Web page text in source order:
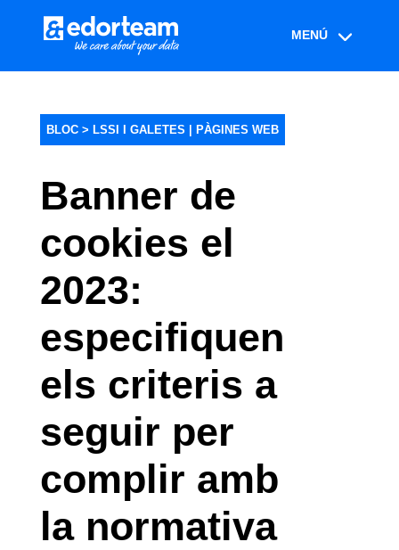
BLOC > LSSI I GALETES | PÀGINES WEB
Banner de
cookies el
2023:
especifiquen
els criteris a
seguir per
complir amb
la normativa